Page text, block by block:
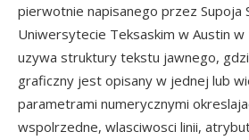
pierwotnie napisanego przez Supoja
Uniwersytecie Teksaskim w Austin
uzywa struktury tekstu jawnego,
graficzny jest opisany w jednej lub
parametrami numerycznymi
wspolrzedne, wlasciwosci linii,